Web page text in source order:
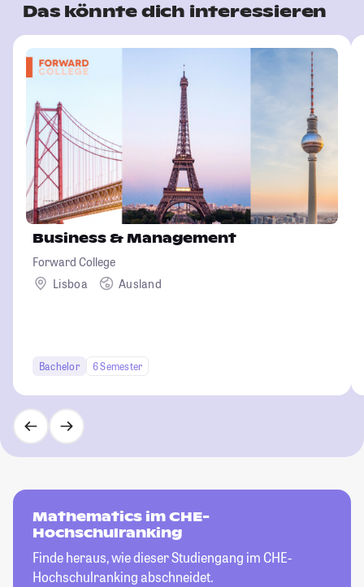
Das könnte dich interessieren
Business & Management
Forward College
Lisboa
Ausland
Bachelor 6 Semester
Mathematics im CHE-
Hochschulranking
Finde heraus, wie dieser Studiengang im CHE-
Hochschulranking abschneidet.